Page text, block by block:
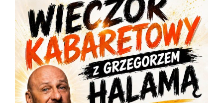
OSTRZEŻENIE METEOROLOGICZNE ZBIORCZO NR 211
Inne wpisy
Powiązane wpisy Więcej od tego autora
OSTRZEŻENIE METEOROLOGICZNE ZBIORCZO NR 181
2026-08-06